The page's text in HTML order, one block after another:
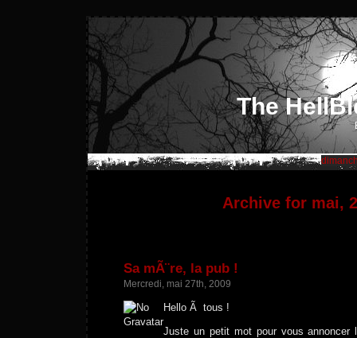
The
Archive for mai,
Sa mÃ¨re, la pub !
Mercredi, mai 27th, 2009
Hello Ã tous !
Juste un petit mot pour vous annoncer